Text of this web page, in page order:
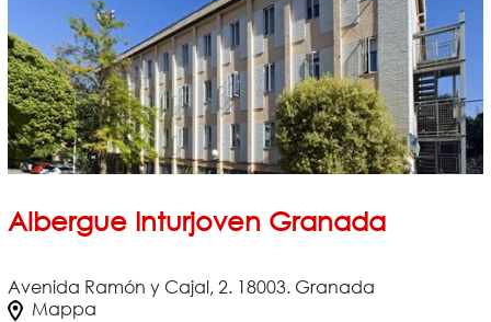
Albergue Inturjoven Granada
Avenida Ramón y Cajal, 2. 18003. Granada
Mappa